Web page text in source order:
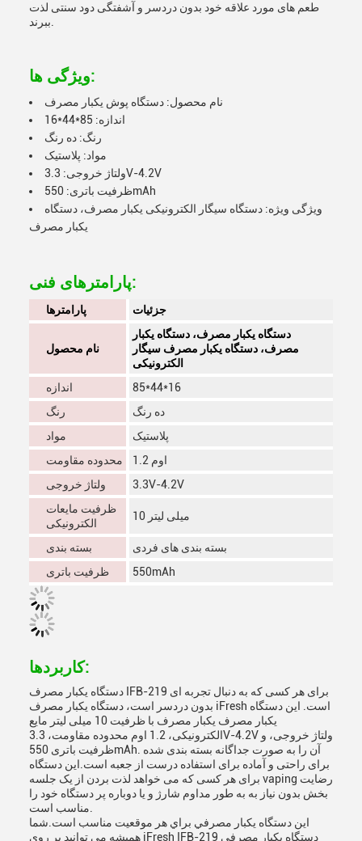
طعم های مورد علاقه خود بدون دردسر و آشفتگی دود سنتی لذت
ویژگی ها:
نام محصول: دستگاه پوش یکبار مصرف
اندازه: 85*44*16
رنگ: ده رنگ
مواد: پلاستیک
ولتاژ خروجی: 3.3V-4.2V
ظرفیت باتری: 550mAh
ویژگی ویژه: دستگاه سیگار الکترونیکی یکبار مصرف، دستگاه
یکبار مصرف
پارامترهای فنی:
پارامترها جزئیات
نام محصول
دستگاه یکبار مصرف، دستگاه یکبار
مصرف، دستگاه یکبار مصرف سیگار
الکترونیکی
اندازه
85*44*16
رنگ
ده رنگ
مواد
پلاستیک
محدوده مقاومت
1.2 اوم
ولتاژ خروجی
3.3V-4.2V
ظرفیت مایعات
الکترونیکی
10 میلی لیتر
بسته بندی
بسته بندی های فردی
ظرفیت باتری
550mAh
کاربردها:
دستگاه یکبار مصرف IFB-219 برای هر کسی که به دنبال تجربه ای
بدون دردسر است، دستگاه یکبار مصرف iFresh است. این دستگاه
یکبار مصرف یکبار مصرف با ظرفیت 10 میلی لیتر مایع
الکترونیکی، 1.2 اوم محدوده مقاومت، 3.3V-4.2V ولتاژ خروجی، و
ظرفیت باتری 550mAh. آن را به صورت جداگانه بسته بندی شده
برای راحتی و آماده برای استفاده درست از جعبه است.این دستگاه
برای هر کسی که می خواهد لذت بردن از یک جلسه vaping رضایت
بخش بدون نیاز به به طور مداوم شارژ و یا دوباره پر دستگاه خود را
اين دستگاه يکبار مصرفي براي هر موقعيت مناسب است.شما
همیشه می توانید بر روی iFresh IFB-219 دستگاه یکبار مصرفی